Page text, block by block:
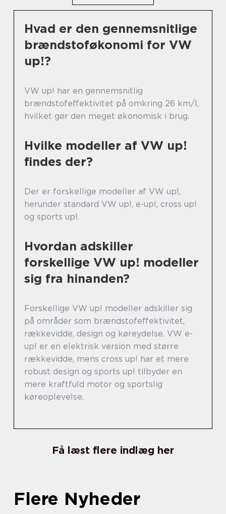
Hvad er den gennemsnitlige
brændstoføkonomi for VW
up!?
VW up! har en gennemsnitlig
brændstofeffektivitet på omkring 26 km/l,
hvilket gør den meget økonomisk i brug.
Hvilke modeller af VW up!
findes der?
Der er forskellige modeller af VW up!,
herunder standard VW up!, e-up!, cross up!
og sports up!.
Hvordan adskiller
forskellige VW up! modeller
sig fra hinanden?
Forskellige VW up! modeller adskiller sig
på områder som brændstofeffektivitet,
rækkevidde, design og køreydelse. VW e-
up! er en elektrisk version med større
rækkevidde, mens cross up! har et mere
robust design og sports up! tilbyder en
mere kraftfuld motor og sportslig
køreoplevelse.
Få læst flere indlæg her
Flere Nyheder